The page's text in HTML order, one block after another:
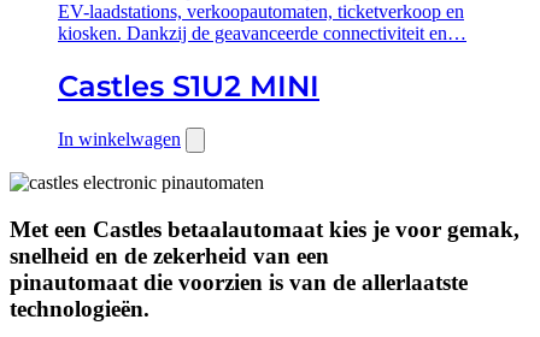
EV-laadstations, verkoopautomaten, ticketverkoop en
kiosken. Dankzij de geavanceerde connectiviteit en…
Castles S1U2 MINI
In winkelwagen
Met een Castles betaalautomaat kies je voor gemak,
snelheid en de zekerheid van een
pinautomaat die voorzien is van de allerlaatste
technologieën.